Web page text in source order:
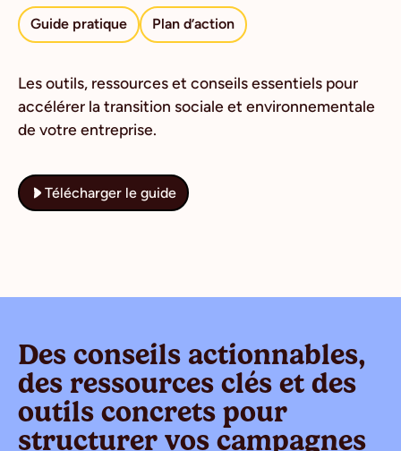
Guide pratique Plan d’action
Les outils, ressources et conseils essentiels pour
accélérer la transition sociale et environnementale
de votre entreprise.
Télécharger le guide
Des conseils actionnables,
des ressources clés et des
outils concrets pour
structurer vos campagnes